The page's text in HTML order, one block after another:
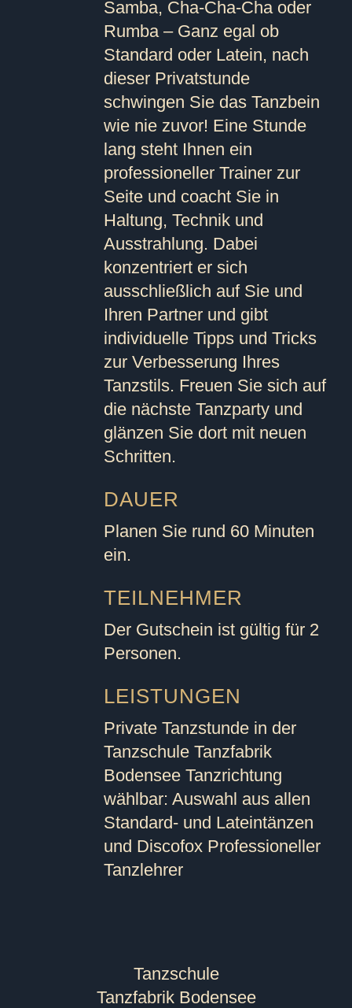
Samba, Cha-Cha-Cha oder
Rumba – Ganz egal ob
Standard oder Latein, nach
dieser Privatstunde
schwingen Sie das Tanzbein
wie nie zuvor! Eine Stunde
lang steht Ihnen ein
professioneller Trainer zur
Seite und coacht Sie in
Haltung, Technik und
Ausstrahlung. Dabei
konzentriert er sich
ausschließlich auf Sie und
Ihren Partner und gibt
individuelle Tipps und Tricks
zur Verbesserung Ihres
Tanzstils. Freuen Sie sich auf
die nächste Tanzparty und
glänzen Sie dort mit neuen
Schritten.
DAUER
Planen Sie rund 60 Minuten
ein.
TEILNEHMER
Der Gutschein ist gültig für 2
Personen.
LEISTUNGEN
Private Tanzstunde in der
Tanzschule Tanzfabrik
Bodensee Tanzrichtung
wählbar: Auswahl aus allen
Standard- und Lateintänzen
und Discofox Professioneller
Tanzlehrer
Tanzschule
Tanzfabrik Bodensee